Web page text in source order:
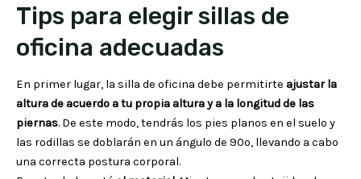
Tips para elegir sillas de
oficina adecuadas
En primer lugar, la silla de oficina debe permitirte ajustar la
altura de acuerdo a tu propia altura y a la longitud de las
piernas. De este modo, tendrás los pies planos en el suelo y
las rodillas se doblarán en un ángulo de 90º, llevando a cabo
una correcta postura corporal.